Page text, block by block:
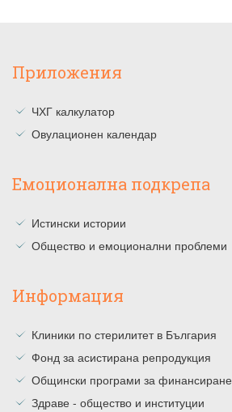
Приложения
ЧХГ калкулатор
Овулационен календар
Емоционална подкрепа
Истински истории
Общество и емоционални проблеми
Информация
Клиники по стерилитет в България
Фонд за асистирана репродукция
Общински програми за финансиране
Здраве - общество и институции